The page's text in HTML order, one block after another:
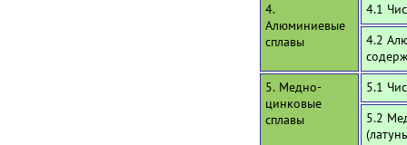
4.
Алюминиевые
сплавы
4.1
4.2
5. Медно-
цинковые
сплавы
5.1
5.2